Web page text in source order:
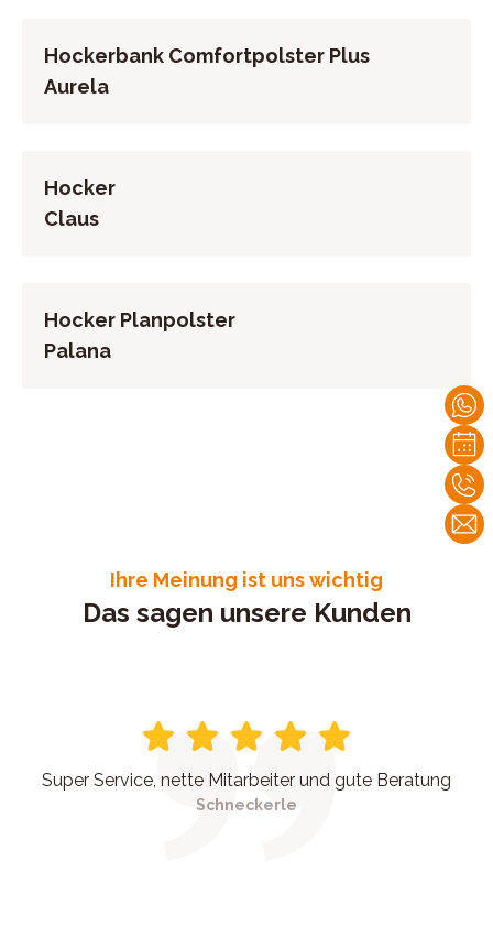
Hockerbank Comfortpolster Plus
Aurela
Hocker
Claus
Hocker Planpolster
Palana
Ihre Meinung ist uns wichtig
Das sagen unsere Kunden
Super Service, nette Mitarbeiter und gute Beratung
Schneckerle